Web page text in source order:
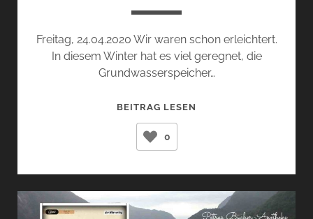
Freitag, 24.04.2020 Wir waren schon erleichtert.
In diesem Winter hat es viel geregnet, die
Grundwasserspeicher…
BEITRAG LESEN
(MAJA
LUNDE)
0